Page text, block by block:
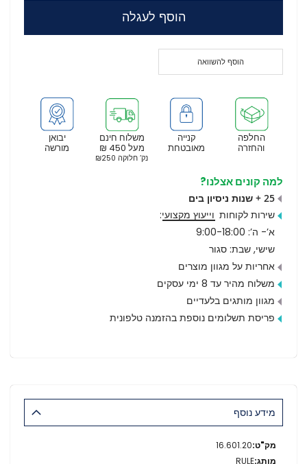
הוסף לעגלה
הוסף להשוואה
יבואן
מורשה
משלוח חינם
מעל 450 ₪
נק’ חלוקה ₪250
קנייה
מאובטחת
החלפה
והחזרה
למה קונים אצלנו?
25 + שנות ניסיון בים
שירות לקוחות וייעוץ מקצועי:
א’- ה’: 9:00-18:00
שישי, שבת: סגור
אחריות על מגוון מוצרים
משלוח מהיר עד 8 ימי עסקים
מגוון מותגים בלעדיים
פריסת תשלומים נוספת בהזמנה טלפונית
מידע נוסף
מידע
נוסף
16.601.20
RULE